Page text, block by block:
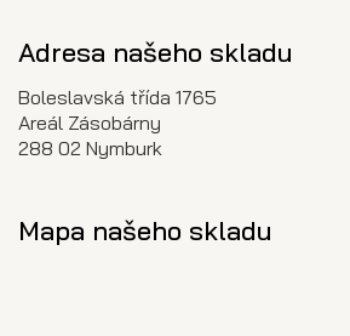
Adresa našeho skladu
Boleslavská třída 1765
Areál Zásobárny
288 02 Nymburk
Mapa našeho skladu